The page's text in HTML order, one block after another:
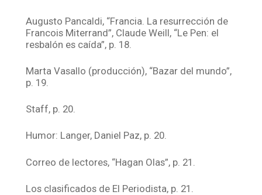
Augusto Pancaldi, “Francia. La resurrección de
Francois Miterrand”, Claude Weill, “Le Pen: el
resbalón es caída”, p. 18.
Marta Vasallo (producción), “Bazar del mundo”,
p. 19.
Staff, p. 20.
Humor: Langer, Daniel Paz, p. 20.
Correo de lectores, “Hagan Olas”, p. 21.
Los clasificados de El Periodista, p. 21.